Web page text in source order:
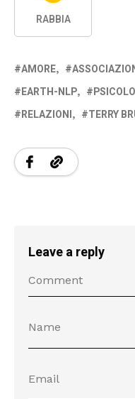
RABBIA
AMORE
EARTH-NLP
RELAZIONI
TERRY
Leave a reply